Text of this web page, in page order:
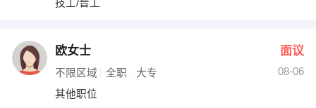
收银员
水电/机修
技工/普工
欧女士 面议
不限区域 全职 大专
08-06
其他职位